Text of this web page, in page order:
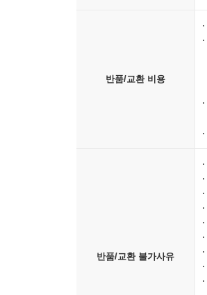
반품/교환 비용
반품/교환 불가사유